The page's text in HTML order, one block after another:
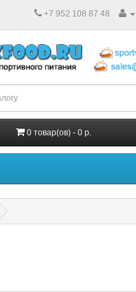
+7 952 108 87 48
0 товар(ов) - 0 р.